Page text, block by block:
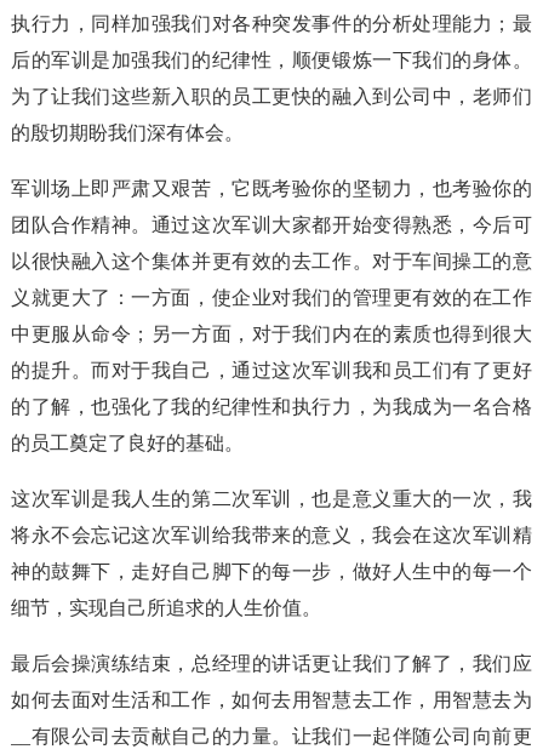
执行力，同样加强我们对各种突发事件的分析处理能力；最
后的军训是加强我们的纪律性，顺便锻炼一下我们的身体。
为了让我们这些新入职的员工更快的融入到公司中，老师们
的殷切期盼我们深有体会。
军训场上即严肃又艰苦，它既考验你的坚韧力，也考验你的
团队合作精神。通过这次军训大家都开始变得熟悉，今后可
以很快融入这个集体并更有效的去工作。对于车间操工的意
义就更大了：一方面，使企业对我们的管理更有效的在工作
中更服从命令；另一方面，对于我们内在的素质也得到很大
的提升。而对于我自己，通过这次军训我和员工们有了更好
的了解，也强化了我的纪律性和执行力，为我成为一名合格
的员工奠定了良好的基础。
这次军训是我人生的第二次军训，也是意义重大的一次，我
将永不会忘记这次军训给我带来的意义，我会在这次军训精
神的鼓舞下，走好自己脚下的每一步，做好人生中的每一个
细节，实现自己所追求的人生价值。
最后会操演练结束，总经理的讲话更让我们了解了，我们应
如何去面对生活和工作，如何去用智慧去工作，用智慧去为
__有限公司去贡献自己的力量。让我们一起伴随公司向前更